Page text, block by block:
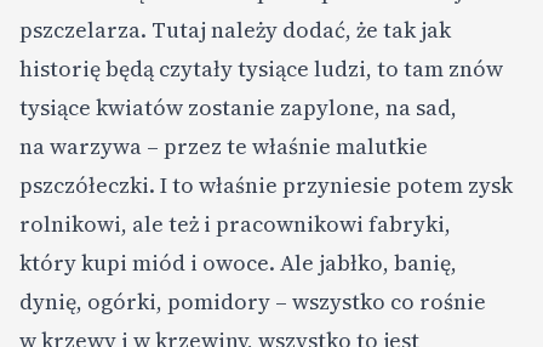
pszczelarza. Tutaj należy dodać, że tak jak
historię będą czytały tysiące ludzi, to tam znów
tysiące kwiatów zostanie zapylone, na sad,
na warzywa – przez te właśnie malutkie
pszczółeczki. I to właśnie przyniesie potem zysk
rolnikowi, ale też i pracownikowi fabryki,
który kupi miód i owoce. Ale jabłko, banię,
dynię, ogórki, pomidory – wszystko co rośnie
w krzewy i w krzewiny, wszystko to jest